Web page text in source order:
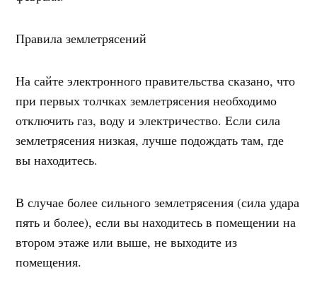
Правила землетрясений
На сайте электронного правительства сказано, что
при первых толчках землетрясения необходимо
отключить газ, воду и электричество. Если сила
землетрясения низкая, лучше подождать там, где
вы находитесь.
В случае более сильного землетрясения (сила удара
пять и более), если вы находитесь в помещении на
втором этаже или выше, не выходите из
помещения.